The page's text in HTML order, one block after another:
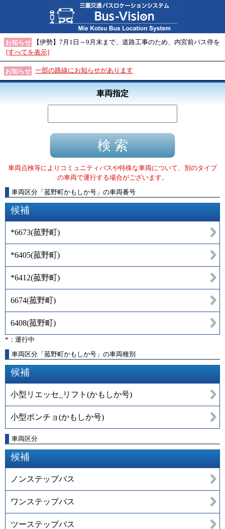
お知らせ
【伊勢】7月1日～9月末まで、道路工事のため、内宮前バス停を
[すべてを表示]
お知らせ 一部の路線にお知らせがあります
車両指定
車両点検等によりコミュニティバスや特殊な車両について、別のタイプ
の車両で運行する場合がございます。
車両区分 「 菰野町かもしか号 」 の車両番号
候補
*6673(菰野町)
*6405(菰野町)
*6412(菰野町)
6674(菰野町)
6408(菰野町)
*：運行中
車両区分「菰野町かもしか号」の車両種別
候補
小型リエッセ_リフト(かもしか号)
小型ポンチョ(かもしか号)
車両区分
候補
ノンステップバス
ワンステップバス
ツーステップバス